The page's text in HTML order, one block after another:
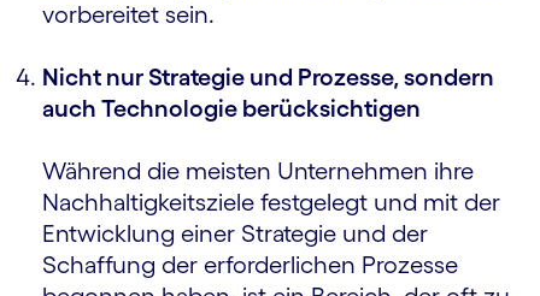
vorbereitet sein.
Nicht nur Strategie und Prozesse, sondern
auch Technologie berücksichtigen
Während die meisten Unternehmen ihre
Nachhaltigkeitsziele festgelegt und mit der
Entwicklung einer Strategie und der
Schaffung der erforderlichen Prozesse